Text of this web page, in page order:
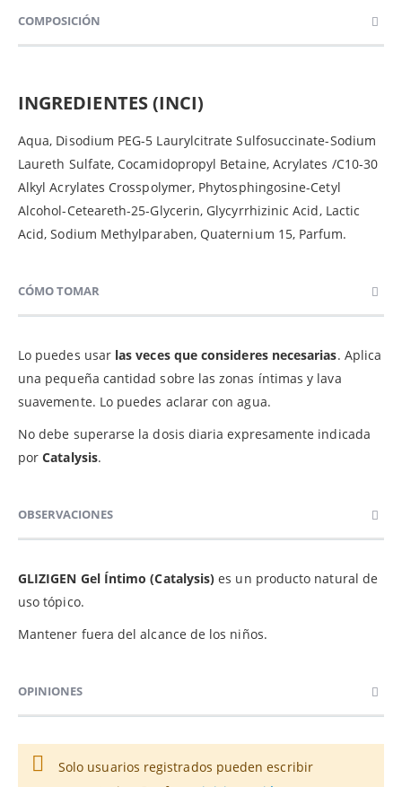
COMPOSICIÓN
INGREDIENTES (INCI)
Aqua, Disodium PEG-5 Laurylcitrate Sulfosuccinate-Sodium
Laureth Sulfate, Cocamidopropyl Betaine, Acrylates /C10-30
Alkyl Acrylates Crosspolymer, Phytosphingosine-Cetyl
Alcohol-Ceteareth-25-Glycerin, Glycyrrhizinic Acid, Lactic
Acid, Sodium Methylparaben, Quaternium 15, Parfum.
CÓMO TOMAR
Lo puedes usar las veces que consideres necesarias. Aplica
una pequeña cantidad sobre las zonas íntimas y lava
suavemente. Lo puedes aclarar con agua.
No debe superarse la dosis diaria expresamente indicada
porCatalysis.
OBSERVACIONES
GLIZIGEN Gel Íntimo (Catalysis) es un producto natural de
uso tópico.
Mantener fuera del alcance de los niños.
OPINIONES
Solo usuarios registrados pueden escribir